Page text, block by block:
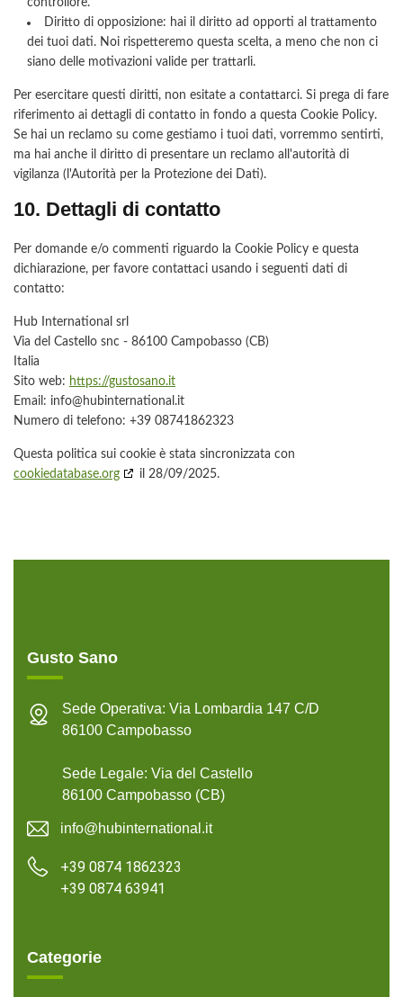
controllore.
Diritto di opposizione: hai il diritto ad opporti al trattamento
dei tuoi dati. Noi rispetteremo questa scelta, a meno che non ci
siano delle motivazioni valide per trattarli.
Per esercitare questi diritti, non esitate a contattarci. Si prega di fare
riferimento ai dettagli di contatto in fondo a questa Cookie Policy.
Se hai un reclamo su come gestiamo i tuoi dati, vorremmo sentirti,
ma hai anche il diritto di presentare un reclamo all'autorità di
vigilanza (l'Autorità per la Protezione dei Dati).
10. Dettagli di contatto
Per domande e/o commenti riguardo la Cookie Policy e questa
dichiarazione, per favore contattaci usando i seguenti dati di
contatto:
Hub International srl
Via del Castello snc - 86100 Campobasso (CB)
Italia
Sito web: https://gustosano.it
Email: info@ hubinternational.it
Numero di telefono: +39 08741862323
Questa politica sui cookie è stata sincronizzata con
cookiedatabase.org
il 28/09/2025.
Gusto Sano
Sede Operativa: Via Lombardia 147 C/D
86100 Campobasso
Sede Legale: Via del Castello
86100 Campobasso (CB)
info@hubinternational.it
+39 0874 1862323
+39 0874 63941
Categorie